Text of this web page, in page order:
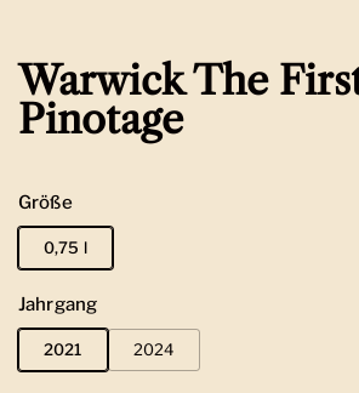
Warwick The
Pinotage
Größe
0,75 l
Jahrgang
2021 2024